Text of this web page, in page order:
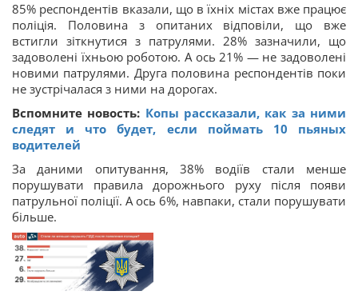
85% респондентів вказали, що в їхніх містах вже працює
поліція. Половина з опитаних відповіли, що вже
встигли зіткнутися з патрулями. 28% зазначили, що
задоволені їхньою роботою. А ось 21% — не задоволені
новими патрулями. Друга половина респондентів поки
не зустрічалася з ними на дорогах.
Вспомните новость: Копы рассказали, как за ними
следят и что будет, если поймать 10 пьяных
водителей
За даними опитування, 38% водіїв стали менше
порушувати правила дорожнього руху після появи
патрульної поліції. А ось 6%, навпаки, стали порушувати
більше.